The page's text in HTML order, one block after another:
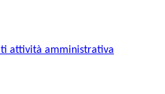
attività amministrativa